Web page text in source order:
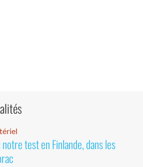
test en Finlande, dans les